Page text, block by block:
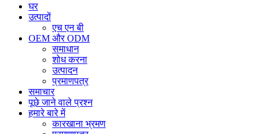
घर
उत्पादों
एच एन बी
OEM और ODM
समाधान
शोध करना
उत्पादन
प्रमाणपत्र
समाचार
पूछे जाने वाले प्रश्न
हमारे बारे में
कारखाना भ्रमण